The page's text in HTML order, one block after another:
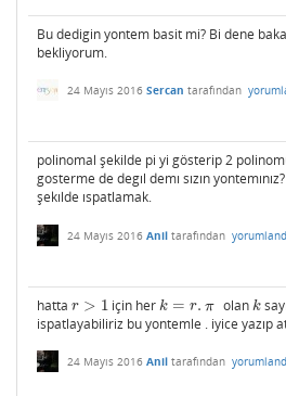
Bu dedigin yontem basit mi? Bi dene
bekliyorum.
24 Mayıs 2016 Sercan tarafından
polinomal şekilde pi yi gösterip 2
gosterme de degıl demı sızın
şekılde ıspatlamak.
24 Mayıs 2016 Anil tarafından
hatta r > 1
r> 1 için her k = r. π
k= r.π olan k
k
ispatlayabiliriz bu yontemle . iyice yazıp
24 Mayıs 2016 Anil tarafından